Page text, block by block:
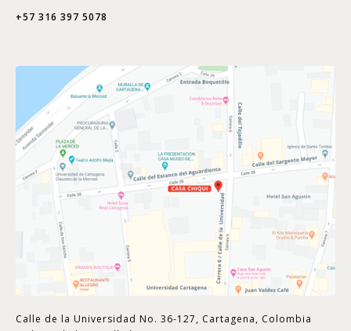
+57 316 397 5078
Calle de la Universidad No. 36-127, Cartagena, Colombia